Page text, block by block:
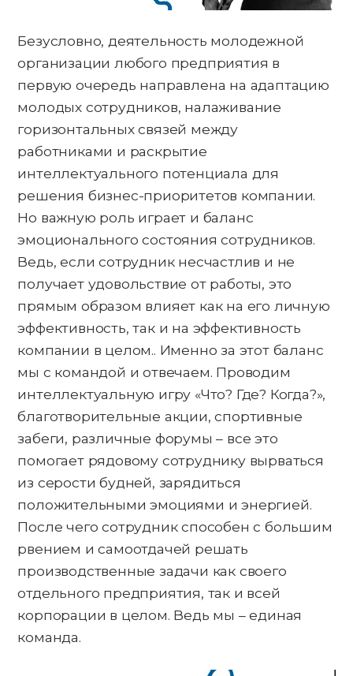
Безусловно, деятельность молодежной
организации любого предприятия в
первую очередь направлена на адаптацию
молодых сотрудников, налаживание
горизонтальных связей между
работниками и раскрытие
интеллектуального потенциала для
решения бизнес-приоритетов компании.
Но важную роль играет и баланс
эмоционального состояния сотрудников.
Ведь, если сотрудник несчастлив и не
получает удовольствие от работы, это
прямым образом влияет как на его личную
эффективность, так и на эффективность
компании в целом.. Именно за этот баланс
мы с командой и отвечаем. Проводим
интеллектуальную игру «Что? Где? Когда?»,
благотворительные акции, спортивные
забеги, различные форумы – все это
помогает рядовому сотруднику вырваться
из серости будней, зарядиться
положительными эмоциями и энергией.
После чего сотрудник способен с большим
рвением и самоотдачей решать
производственные задачи как своего
отдельного предприятия, так и всей
корпорации в целом. Ведь мы – единая
команда.